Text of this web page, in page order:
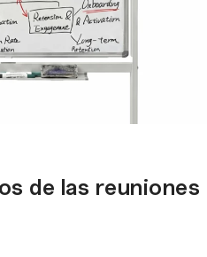
de las reuniones